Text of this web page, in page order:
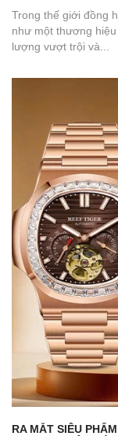
Trong thế giới đồng
như một thương
lượng vượt trội và...
RA MẮT SIÊU